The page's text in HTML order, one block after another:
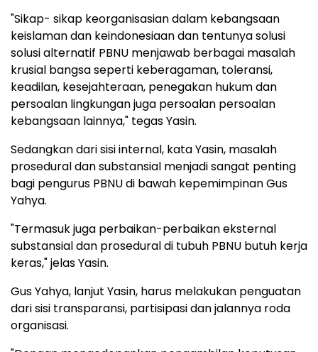
"Sikap- sikap keorganisasian dalam kebangsaan
keislaman dan keindonesiaan dan tentunya solusi
solusi alternatif PBNU menjawab berbagai masalah
krusial bangsa seperti keberagaman, toleransi,
keadilan, kesejahteraan, penegakan hukum dan
persoalan lingkungan juga persoalan persoalan
kebangsaan lainnya," tegas Yasin.
Sedangkan dari sisi internal, kata Yasin, masalah
prosedural dan substansial menjadi sangat penting
bagi pengurus PBNU di bawah kepemimpinan Gus
Yahya.
"Termasuk juga perbaikan-perbaikan eksternal
substansial dan prosedural di tubuh PBNU butuh kerja
keras," jelas Yasin.
Gus Yahya, lanjut Yasin, harus melakukan penguatan
dari sisi transparansi, partisipasi dan jalannya roda
organisasi.